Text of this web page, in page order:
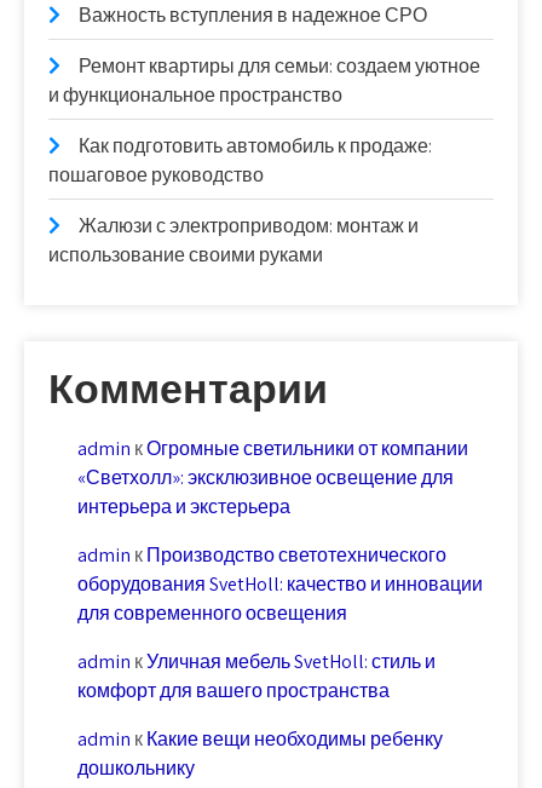
Важность вступления в надежное СРО
Ремонт квартиры для семьи: создаем уютное
и функциональное пространство
Как подготовить автомобиль к продаже:
пошаговое руководство
Жалюзи с электроприводом: монтаж и
использование своими руками
Комментарии
admin кОгромные светильники от компании
«Светхолл»: эксклюзивное освещение для
интерьера и экстерьера
admin кПроизводство светотехнического
оборудования SvetHoll: качество и инновации
для современного освещения
admin кУличная мебель SvetHoll: стиль и
комфорт для вашего пространства
admin кКакие вещи необходимы ребенку
дошкольнику